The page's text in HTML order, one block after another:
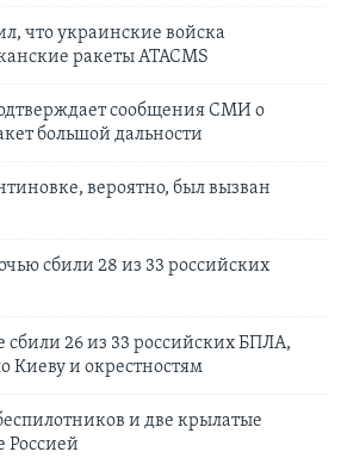
что украинские войска
ракеты ATACMS
сообщения СМИ о
большой дальности
вероятно, был вызван
сбили 28 из 33 российских
26 из 33 российских БПЛА,
Киеву и окрестностям
и две крылатые